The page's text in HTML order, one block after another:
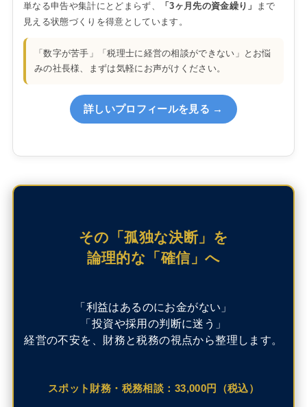
単なる申告や集計にとどまらず、 「3ヶ月先の資金繰り」
まで
見える状態づくりを得意としています。
「数字が苦手」「税理士に経営の相談ができない」とお悩
みの社長様、まずは気軽にお声がけください。
詳しいプロフィールを見る →
その「孤独な決断」を
論理的な「確信」へ
「利益はあるのにお金がない」
「投資や採用の判断に迷う」
経営の不安を、財務と税務の視点から整理します。
スポット財務・税務相談：33,000円（税込）